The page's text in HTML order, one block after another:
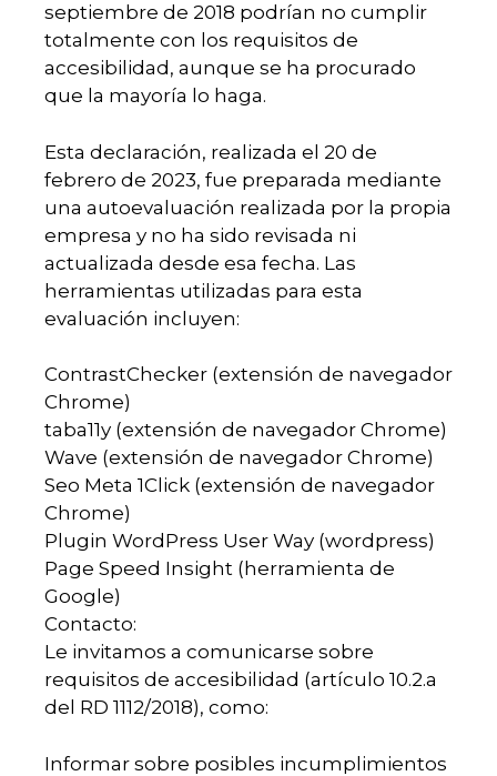
septiembre de 2018 podrían no cumplir
totalmente con los requisitos de
accesibilidad, aunque se ha procurado
que la mayoría lo haga.
Esta declaración, realizada el 20 de
febrero de 2023, fue preparada mediante
una autoevaluación realizada por la propia
empresa y no ha sido revisada ni
actualizada desde esa fecha. Las
herramientas utilizadas para esta
evaluación incluyen:
ContrastChecker (extensión de navegador
Chrome)
taba11y (extensión de navegador Chrome)
Wave (extensión de navegador Chrome)
Seo Meta 1Click (extensión de navegador
Chrome)
Plugin WordPress User Way (wordpress)
Page Speed Insight (herramienta de
Google)
Contacto:
Le invitamos a comunicarse sobre
requisitos de accesibilidad (artículo 10.2.a
del RD 1112/2018), como:
Informar sobre posibles incumplimientos